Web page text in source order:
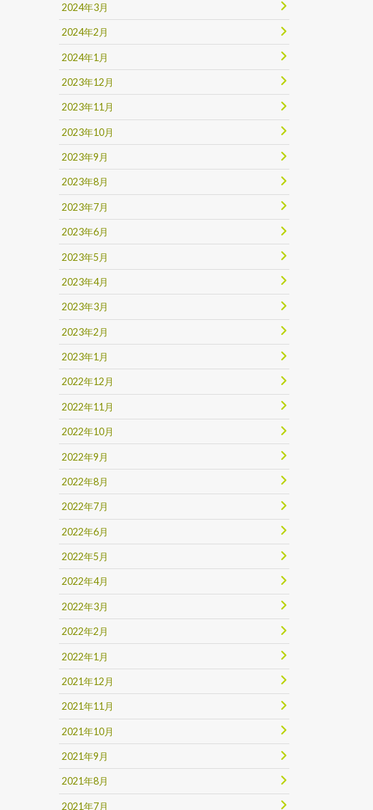
2024年3月
2024年2月
2024年1月
2023年12月
2023年11月
2023年10月
2023年9月
2023年8月
2023年7月
2023年6月
2023年5月
2023年4月
2023年3月
2023年2月
2023年1月
2022年12月
2022年11月
2022年10月
2022年9月
2022年8月
2022年7月
2022年6月
2022年5月
2022年4月
2022年3月
2022年2月
2022年1月
2021年12月
2021年11月
2021年10月
2021年9月
2021年8月
2021年7月